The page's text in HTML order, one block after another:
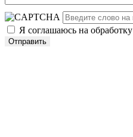
Я соглашаюсь на обработку